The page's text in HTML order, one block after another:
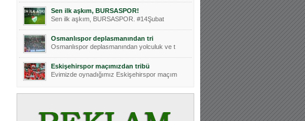
Sen ilk aşkım, BURSASPOR!
Sen ilk aşkım, BURSASPOR. #14Şubat
Osmanlıspor deplasmanından tri
Osmanlıspor deplasmanından yolculuk ve t
Eskişehirspor maçımızdan tribü
Evimizde oynadığımız Eskişehirspor maçım